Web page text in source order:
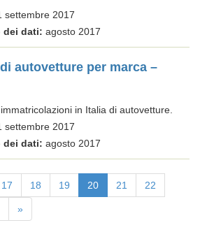
settembre 2017
dei dati: agosto 2017
autovetture per marca –
in Italia di autovetture.
settembre 2017
dei dati: agosto 2017
17 18 19 20 21 22
»